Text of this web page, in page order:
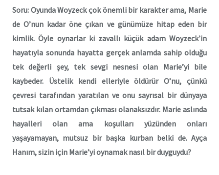
Soru: Oyunda Woyzeck çok önemli bir karakter ama, Marie
de O’nun kadar öne çıkan ve günümüze hitap eden bir
kimlik. Öyle oynarlar ki zavallı küçük adam Woyzeck’in
hayatıyla sonunda hayatta gerçek anlamda sahip olduğu
tek değerli şey, tek sevgi nesnesi olan Marie’yi bile
kaybeder. Üstelik kendi elleriyle öldürür O’nu, çünkü
çevresi tarafından yaratılan ve onu sayrısal bir dünyaya
tutsak kılan ortamdan çıkması olanaksızdır. Marie aslında
hayalleri olan ama koşulları yüzünden onları
yaşayamayan, mutsuz bir başka kurban belki de. Ayça
Hanım, sizin için Marie’yi oynamak nasıl bir duyguydu?